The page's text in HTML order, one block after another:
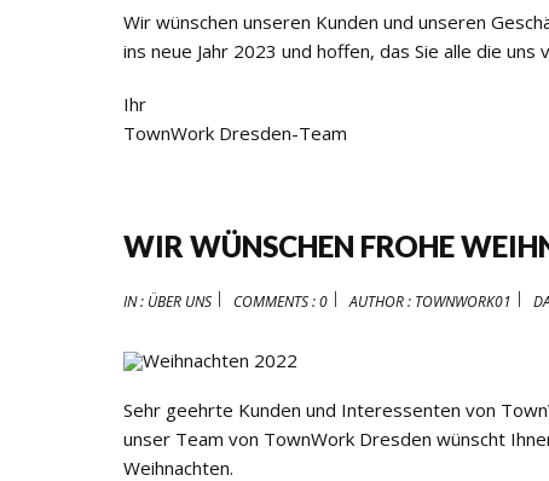
Wir wünschen unseren Kunden und unseren
ins neue Jahr 2023 und hoffen, das Sie alle die
Ihr
TownWork Dresden-Team
WIR WÜNSCHEN FROHE
IN : ÜBER UNS COMMENTS : 0 AUTHOR : TOWNWORK01
Sehr geehrte Kunden und Interessenten von
unser Team von TownWork Dresden wünscht
Weihnachten.